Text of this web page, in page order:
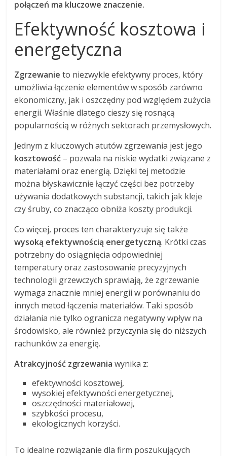
połączeń ma kluczowe znaczenie.
Efektywność kosztowa i
energetyczna
Zgrzewanie to niezwykle efektywny proces, który
umożliwia łączenie elementów w sposób zarówno
ekonomiczny, jak i oszczędny pod względem zużycia
energii. Właśnie dlatego cieszy się rosnącą
popularnością w różnych sektorach przemysłowych.
Jednym z kluczowych atutów zgrzewania jest jego
kosztowość – pozwala na niskie wydatki związane z
materiałami oraz energią. Dzięki tej metodzie
można błyskawicznie łączyć części bez potrzeby
używania dodatkowych substancji, takich jak kleje
czy śruby, co znacząco obniża koszty produkcji.
Co więcej, proces ten charakteryzuje się także
wysoką efektywnością energetyczną. Krótki czas
potrzebny do osiągnięcia odpowiedniej
temperatury oraz zastosowanie precyzyjnych
technologii grzewczych sprawiają, że zgrzewanie
wymaga znacznie mniej energii w porównaniu do
innych metod łączenia materiałów. Taki sposób
działania nie tylko ogranicza negatywny wpływ na
środowisko, ale również przyczynia się do niższych
rachunków za energię.
Atrakcyjność zgrzewania wynika z:
efektywności kosztowej,
wysokiej efektywności energetycznej,
oszczędności materiałowej,
szybkości procesu,
ekologicznych korzyści.
To idealne rozwiązanie dla firm poszukujących